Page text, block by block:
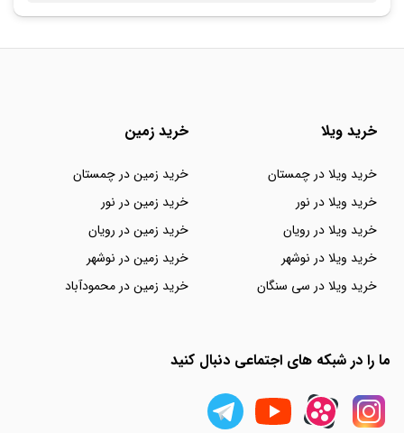
خرید ویلا
خرید ویلا در چمستان
خرید ویلا در نور
خرید ویلا در رویان
خرید ویلا در نوشهر
خرید ویلا در سی سنگان
خرید زمین
خرید زمین در چمستان
خرید زمین در نور
خرید زمین در رویان
خرید زمین در نوشهر
خرید زمین در محمودآباد
ما را در شبکه های اجتماعی دنبال کنید